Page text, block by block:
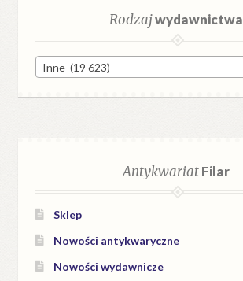
Rodzajwydawnictwa
Inne (19 623)
AntykwariatFilar
Sklep
Nowości antykwaryczne
Nowości wydawnicze